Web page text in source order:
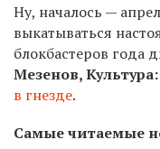
Ну, началось —
выкатываться
блокбастеров года
Мезенов, Культура:
в гнезде.
Самые читаемые